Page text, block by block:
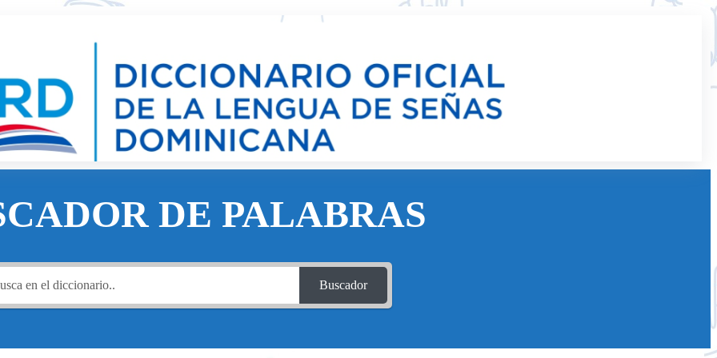
DE PALABRAS
Buscador